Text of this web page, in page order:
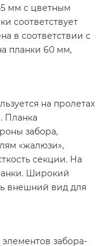
мм с цветным
соответствует
в соответствии с
планки 60 мм,
на пролетах
Планка
забора,
«жалюзи»,
секции. На
Широкий
внешний вид для
забора-